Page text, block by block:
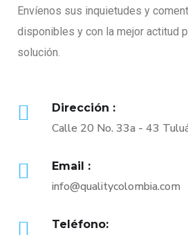
Envíenos sus inquietudes y
disponibles y con la mejor actitud
solución.
Dirección :
Calle 20 No. 33a - 43
Email :
info@qualitycolombia.com
Teléfono: